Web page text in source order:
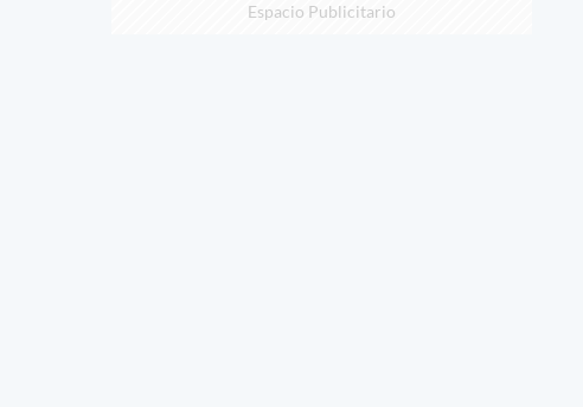
Espacio Publicitario